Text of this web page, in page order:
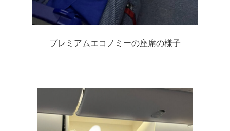
プレミアムエコノミーの座席の様子